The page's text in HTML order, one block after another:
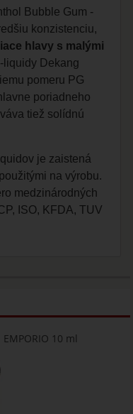
Bubble Gum -
konzistenciu,
hlavy s malými
liquidy Dekang
pomeru PG
poriadneho
tiež solídnú
je zaistená
na výrobu.
medzinárodných
ISO, KFDA, TUV
10 ml